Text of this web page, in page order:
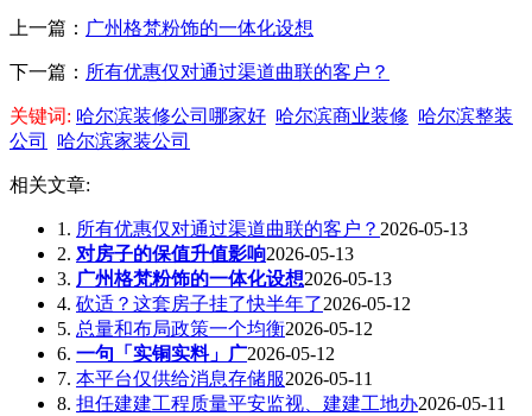
上一篇： 广州格梵粉饰的一体化设想
下一篇： 所有优惠仅对通过渠道曲联的客户？
关键词: 哈尔滨装修公司哪家好 哈尔滨商业装修 哈尔滨整装
公司
哈尔滨家装公司
相关文章:
1. 所有优惠仅对通过渠道曲联的客户？ 2026-05-13
2. 对房子的保值升值影响2026-05-13
3. 广州格梵粉饰的一体化设想2026-05-13
4. 砍适？这套房子挂了快半年了2026-05-12
5. 总量和布局政策一个均衡2026-05-12
6. 一句「实铜实料」广2026-05-12
7. 本平台仅供给消息存储服2026-05-11
8. 担任建建工程质量平安监视、建建工地办2026-05-11